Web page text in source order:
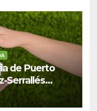
de Puerto
Serrallés